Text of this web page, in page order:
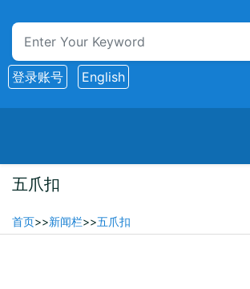
登录账号 English
五爪扣
首页>>新闻栏>>五爪扣